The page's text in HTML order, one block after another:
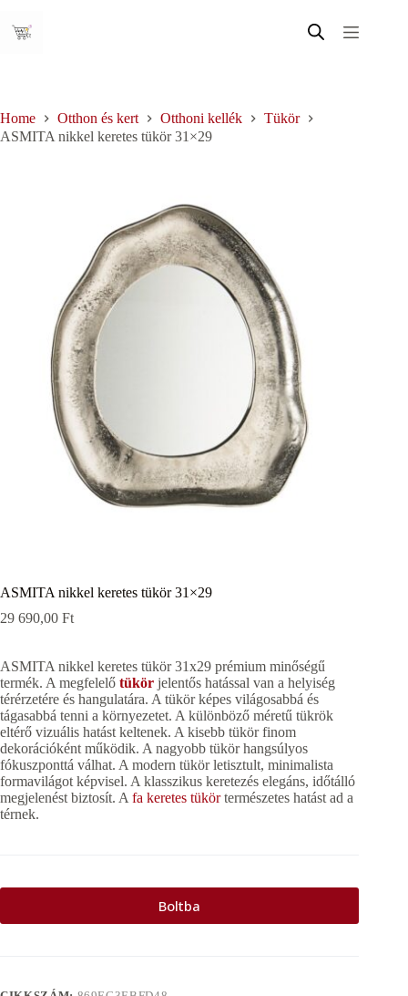
content
Home Otthon és kert Otthoni kellék
Tükör
ASMITA nikkel keretes tükör 31×29
ASMITA nikkel keretes tükör 31×29
29 690,00 Ft
ASMITA nikkel keretes tükör 31x29 prémium minőségű
termék. A megfelelő tükör jelentős hatással van a helyiség
térérzetére és hangulatára. A tükör képes világosabbá és
tágasabbá tenni a környezetet. A különböző méretű tükrök
eltérő vizuális hatást keltenek. A kisebb tükör finom
dekorációként működik. A nagyobb tükör hangsúlyos
fókuszponttá válhat. A modern tükör letisztult, minimalista
formavilágot képvisel. A klasszikus keretezés elegáns, időtálló
megjelenést biztosít. A fa keretes tükörtermészetes hatást ad a
térnek.
Boltba